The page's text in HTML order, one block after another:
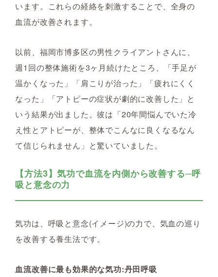
います。これらの経絡を刺激することで、全身の
血流が改善されます。
以前、福岡市博多区の男性クライアントさんに、
週1回の整体施術を3ヶ月続けたところ、「手足が
温かくなった」「肩こりが治った」「疲れにくく
なった」「アトピーの症状が劇的に改善した」と
いう結果が出ました。彼は「20年間悩んでいた冷
え性とアトピーが、整体でこんなに良くなるなん
て信じられません」と驚いていました。
【方法3】気功で血流を内側から改善する─呼
吸と意念の力
気功は、呼吸と意念(イメージ)の力で、気血の巡り
を改善する養生法です。
血流改善に最も効果的な気功:丹田呼吸